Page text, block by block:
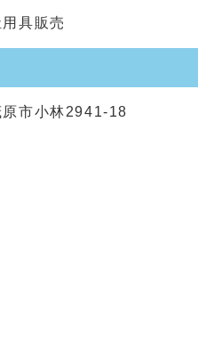
具販売
原市小林2941-18